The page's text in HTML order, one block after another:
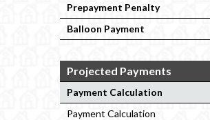
Prepayment Penalty
Balloon Payment
Projected Payments
Payment Calculation
Payment Calculation